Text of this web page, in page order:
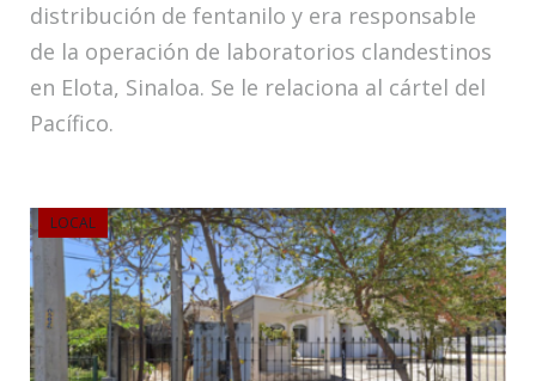
distribución de fentanilo y era responsable
de la operación de laboratorios clandestinos
en Elota, Sinaloa. Se le relaciona al cártel del
Pacífico.
LOCAL